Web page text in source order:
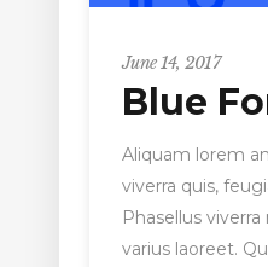
June 14, 2017
Blue
Aliquam lorem
viverra quis,
Phasellus
varius laoreet.